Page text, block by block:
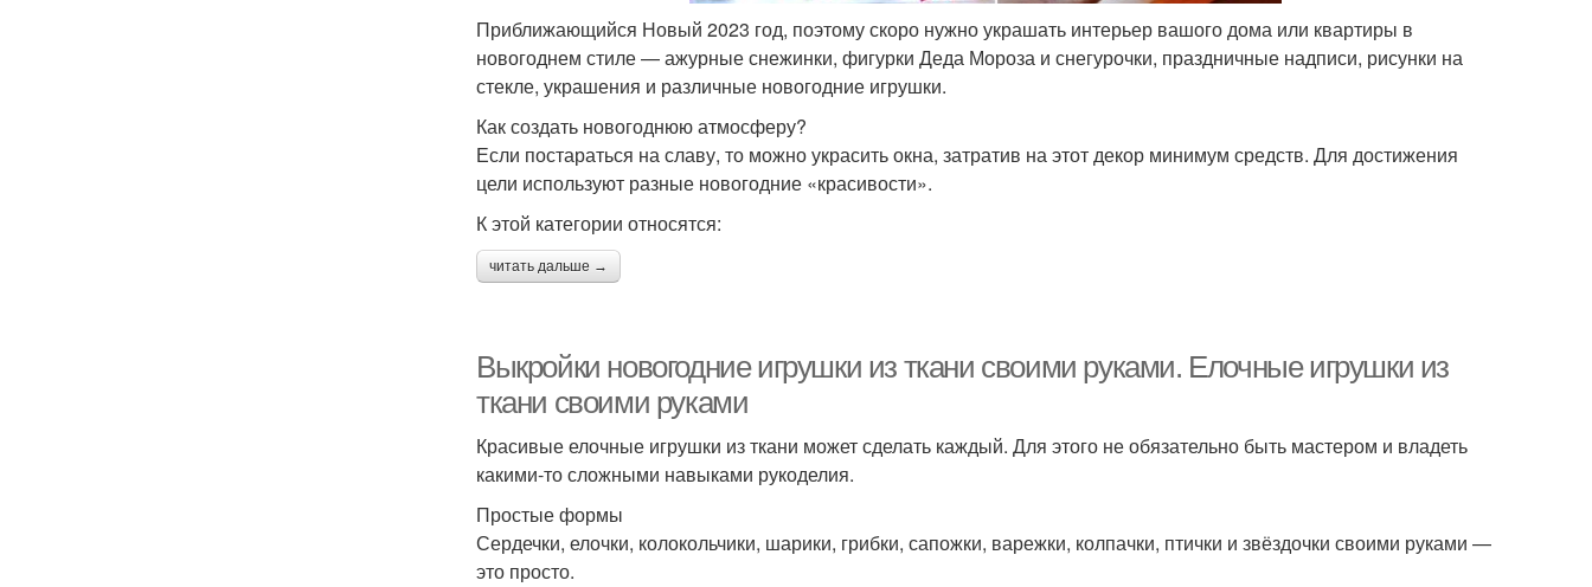
Приближающийся Новый 2023 год, поэтому скоро нужно украшать интерьер вашого дома или квартиры в
новогоднем стиле — ажурные снежинки, фигурки Деда Мороза и снегурочки, праздничные надписи, рисунки на
стекле, украшения и различные новогодние игрушки.
Как создать новогоднюю атмосферу?
Если постараться на славу, то можно украсить окна, затратив на этот декор минимум средств. Для достижения
цели используют разные новогодние «красивости».
К этой категории относятся:
читать дальше →
Выкройки новогодние игрушки из ткани своими руками. Елочные игрушки из
ткани своими руками
Красивые елочные игрушки из ткани может сделать каждый. Для этого не обязательно быть мастером и владеть
какими-то сложными навыками рукоделия.
Простые формы
Сердечки, елочки, колокольчики, шарики, грибки, сапожки, варежки, колпачки, птички и звёздочки своими руками —
это просто.